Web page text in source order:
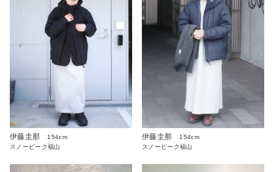
伊藤圭那
154cm
スノーピーク福山
伊藤圭那
154cm
スノーピーク福山